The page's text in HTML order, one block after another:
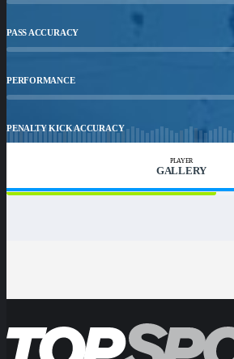
PASS ACCURACY
PERFORMANCE
PENALTY KICK ACCURACY
PLAYER
GALLERY